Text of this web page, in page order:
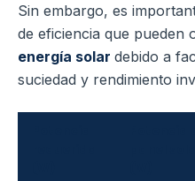
Sin embargo, es
de eficiencia que pueden
energía solar debido a
suciedad y rendimiento